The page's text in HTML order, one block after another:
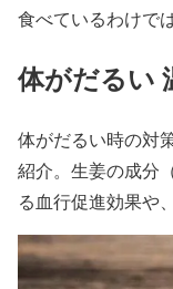
食べているわけで
体がだるい
体がだるい時の対
紹介。生姜の成分
る血行促進効果や